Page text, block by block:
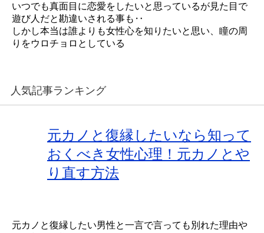
いつでも真面目に恋愛をしたいと思っているが見た目で
遊び人だと勘違いされる事も‥
しかし本当は誰よりも女性心を知りたいと思い、瞳の周
りをウロチョロとしている
人気記事ランキング
元カノと復縁したいなら知って
おくべき女性心理！元カノとや
り直す方法
元カノと復縁したい男性と一言で言っても別れた理由や